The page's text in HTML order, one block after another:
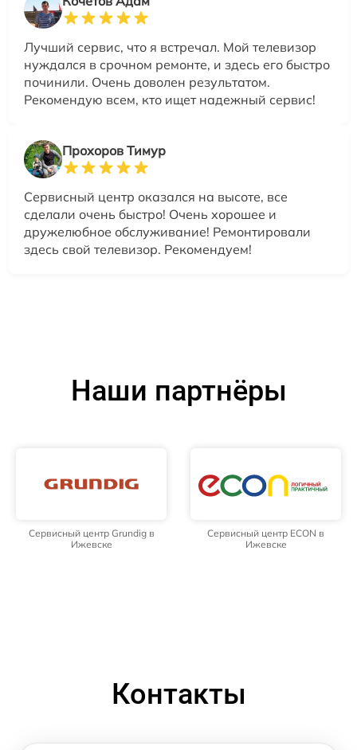
Лучший сервис, что я встречал. Мой телевизор
нуждался в срочном ремонте, и здесь его быстро
починили. Очень доволен результатом.
Рекомендую всем, кто ищет надежный сервис!
Прохоров Тимур
Сервисный центр оказался на высоте, все
сделали очень быстро! Очень хорошее и
дружелюбное обслуживание! Ремонтировали
здесь свой телевизор. Рекомендуем!
Наши партнёры
Сервисный центр Grundig в
Ижевске
Сервисный центр ECON в
Ижевске
Контакты